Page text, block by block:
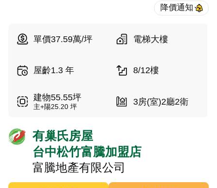
單價37.59萬/坪 電梯大樓
屋齡1.3 年 8/12樓
建物55.55坪
主+陽25.20 坪 3房(室)2廳2衛
有巢氏房屋
台中松竹富騰加盟店
富騰地產有限公司